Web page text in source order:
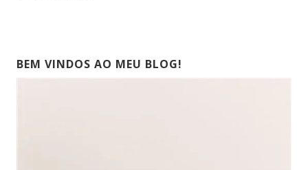
BEM VINDOS AO MEU BLOG!